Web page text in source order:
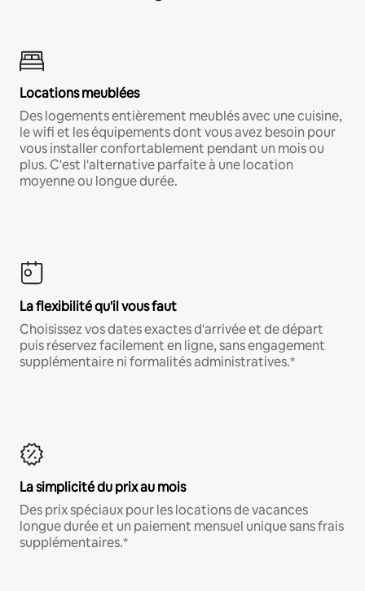
Locations meublées
Des logements entièrement meublés avec une cuisine,
le wifi et les équipements dont vous avez besoin pour
vous installer confortablement pendant un mois ou
plus. C'est l'alternative parfaite à une location
moyenne ou longue durée.
La flexibilité qu'il vous faut
Choisissez vos dates exactes d'arrivée et de départ
puis réservez facilement en ligne, sans engagement
supplémentaire ni formalités administratives.*
La simplicité du prix au mois
Des prix spéciaux pour les locations de vacances
longue durée et un paiement mensuel unique sans frais
supplémentaires.*